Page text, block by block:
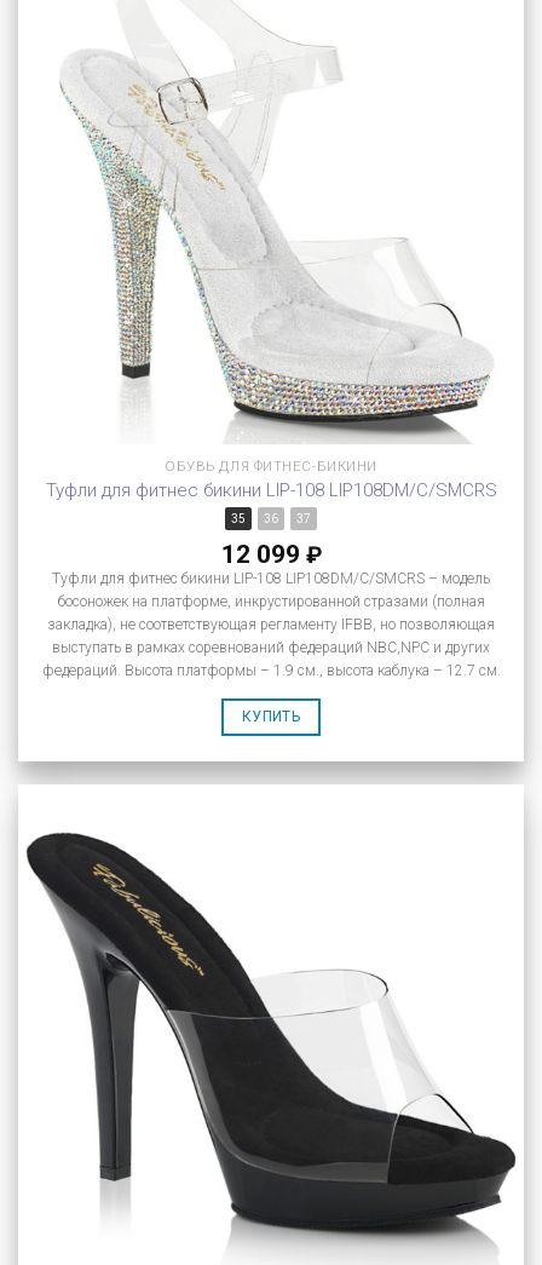
ОБУВЬ ДЛЯ ФИТНЕС-БИКИНИ
Туфли для фитнес бикини LIP-108 LIP108DM/C/SMCRS
35 36 37
12 099 ₽
Туфли для фитнес бикини LIP-108 LIP108DM/C/SMCRS – модель
босоножек на платформе, инкрустированной стразами (полная
закладка), не соответствующая регламенту IFBB, но позволяющая
выступать в рамках соревнований федераций NBC,NPC и других
федераций. Высота платформы – 1.9 см., высота каблука – 12.7 см.
КУПИТЬ